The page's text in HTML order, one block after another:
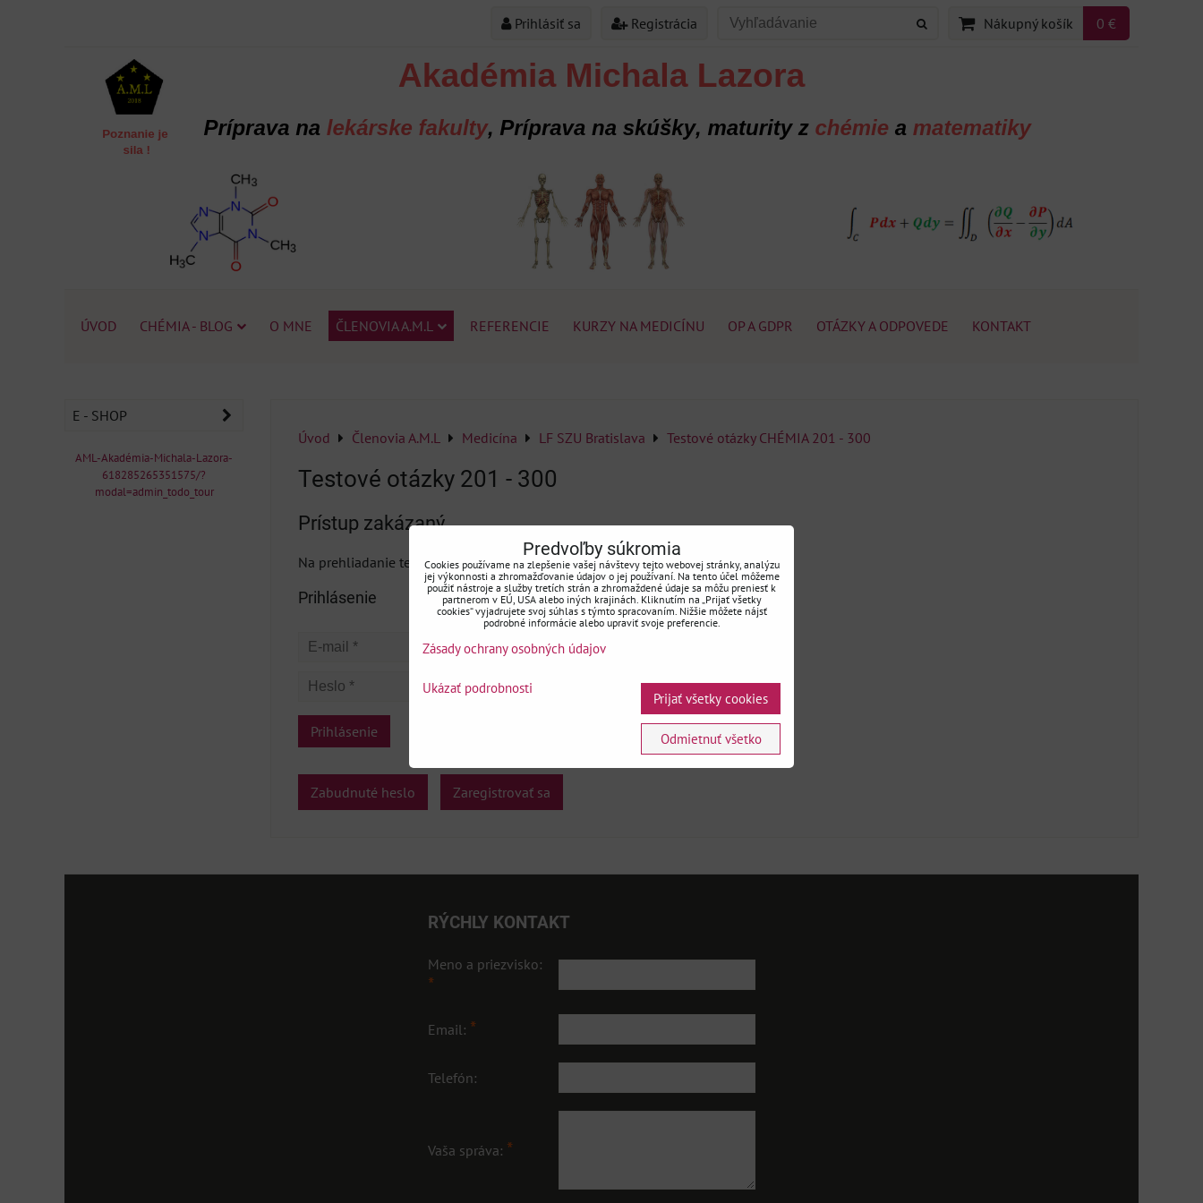
Prihlásiť sa Registrácia Nákupný košík 0 €
ÚVOD CHÉMIA - BLOG O MNE ČLENOVIA A.M.L REFERENCIE KURZY NA MEDICÍNU OP A GDPR OTÁZKY A ODPOVEDE KONTAKT
Úvod Členovia A.M.L Medicína LF SZU Bratislava Testové otázky CHÉMIA 201 - 300
Testové otázky 201 - 300
Prístup zakázaný
Na prehliadanie tejto stránky musíte byť prihlásený.
Prihlásenie
Prihlásenie
Zabudnuté heslo Zaregistrovať sa
E - SHOP
AML-Akadémia-Michala-Lazora-
618285265351575/?
modal=admin_todo_tour
RÝCHLY KONTAKT
Meno a priezvisko:
*
Email: *
Telefón:
Vaša správa: *
Predvoľby súkromia
Cookies používame na zlepšenie vašej návštevy tejto webovej stránky, analýzu
jej výkonnosti a zhromažďovanie údajov o jej používaní. Na tento účel môžeme
použiť nástroje a služby tretích strán a zhromaždené údaje sa môžu preniesť k
partnerom v EÚ, USA alebo iných krajinách. Kliknutím na „Prijať všetky
cookies“ vyjadrujete svoj súhlas s týmto spracovaním. Nižšie môžete nájsť
podrobné informácie alebo upraviť svoje preferencie.
Zásady ochrany osobných údajov
Ukázať podrobnosti
Prijať všetky cookies
Odmietnuť všetko